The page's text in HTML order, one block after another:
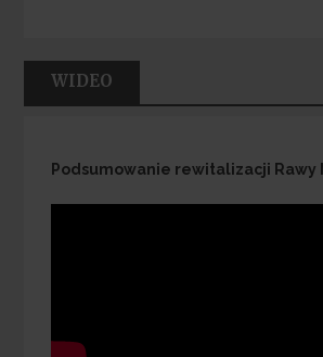
WIDEO
Podsumowanie rewitalizacji Rawy